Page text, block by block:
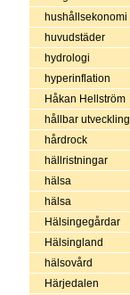
hushållsekonomi
huvudstäder
hydrologi
hyperinflation
Håkan Hellström
hållbar utveckling
hårdrock
hällristningar
hälsa
hälsa
Hälsingegårdar
Hälsingland
hälsovård
Härjedalen